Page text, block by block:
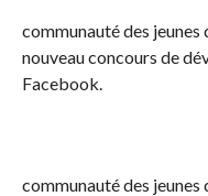
communauté des jeunes
nouveau concours de
Facebook.
communauté des jeunes